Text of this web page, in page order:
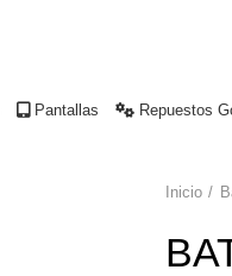
Pantallas Repuestos
Inicio